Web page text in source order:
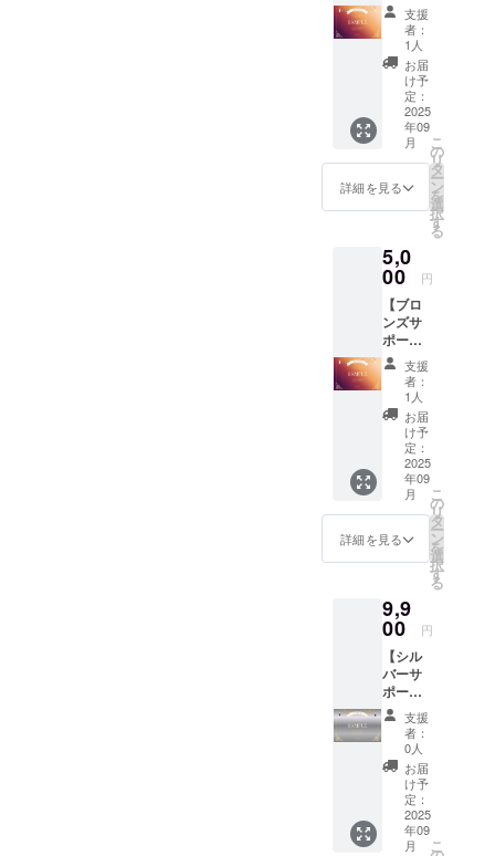
ル支援
証明書
(ホワイ
ト)■ プ
ランご
とに色
違いの
デジタ
ル支援
証明書
を発行
支援証
明書サ
イズ：
2000x1
414(px)
ター／
ライ
ト】 ■
御礼の
メッ
セージ■
■デジタ
ル支援
証明書
(ブロン
ズ)■ ア
クリル
キーホ
が不要
の方は
こちら
のライ
トプラ
ンから
ご支援
くださ
い。 住
所・氏
名の記
入が不
要にな
り、 お
値段も
気持ち
ばかり
いてお
りま
す。 デ
ジタル
支援証
明書サ
イズ：
2000x1
414(px)
支援
者：
1人
お届
け予
定：
2025
年09
月
詳細を見る
こ
の
リ
タ
ー
ン
を
選
択
す
る
5,0
00 円
【ブロ
ンズサ
ポー
ター】
■御礼の
メッ
セージ■
■デジタ
ル支援
証明書
(ブロン
ズ)■ ■オ
リジナ
ルAIデ
ザイン
アクリ
ホル
ダー(1
個)■ デ
ジタル
支援証
明書サ
イズ：
2000x1
414(px)
アクリ
ルキー
ホル
ダーサ
イズ：
支援
者：
1人
お届
け予
定：
2025
年09
月
詳細を見る
こ
の
リ
タ
ー
ン
を
選
択
す
る
9,9
00 円
【シル
バーサ
ポー
ター／
ライ
ト】 ■
御礼の
メッ
セージ■
■デジタ
ル支援
証明書
支援
者：
0人
お届
け予
定：
2025
年09
月
こ